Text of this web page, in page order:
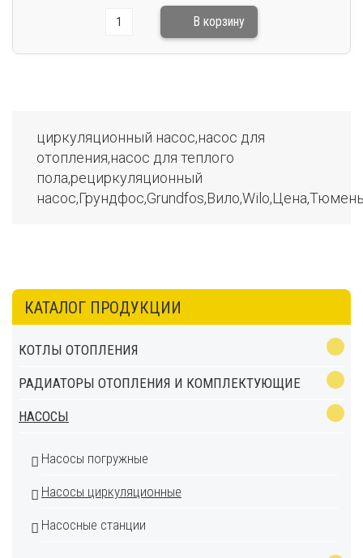
циркуляционный насос,насос для
отопления,насос для теплого
пола,рециркуляционный
КАТАЛОГ ПРОДУКЦИИ
КОТЛЫ ОТОПЛЕНИЯ
РАДИАТОРЫ ОТОПЛЕНИЯ И КОМПЛЕКТУЮЩИЕ
НАСОСЫ
Насосы погружные
Насосы циркуляционные
Насосные станции